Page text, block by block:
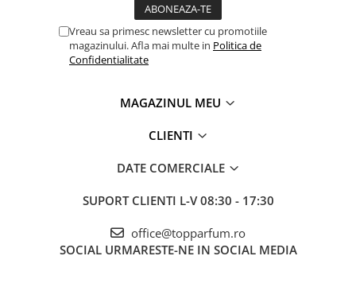
Vreau sa primesc newsletter cu promotiile
magazinului. Afla mai multe in Politica de
Confidentialitate
MAGAZINUL MEU
CLIENTI
DATE COMERCIALE
SUPORT CLIENTI L-V 08:30 - 17:30
office@topparfum.ro
SOCIAL URMARESTE-NE IN SOCIAL MEDIA